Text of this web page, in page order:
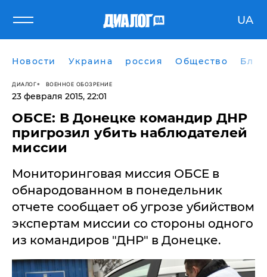
UA
Новости Украина россия Общество
ДИАЛОГ ВОЕННОЕ ОБОЗРЕНИЕ
23 февраля 2015, 22:01
ОБСЕ: В Донецке командир ДНР
пригрозил убить наблюдателей
миссии
Мониторинговая миссия ОБСЕ в
обнародованном в понедельник
отчете сообщает об угрозе убийством
экспертам миссии со стороны одного
из командиров "ДНР" в Донецке.